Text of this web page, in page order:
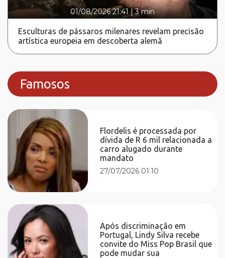
01/08/2026 21:41 |3 min
Esculturas de pássaros milenares revelam precisão
artística europeia em descoberta alemã
Famosos
Flordelis é processada por
dívida de R 6 mil relacionada a
carro alugado durante
mandato
27/07/2026 01:10
Após discriminação em
Portugal, Lindy Silva recebe
convite do Miss Pop Brasil que
pode mudar sua